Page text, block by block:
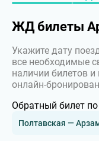
ЖД билеты
Укажите дату
все необходимые
наличии билетов
онлайн-
Обратный билет
Полтавская —